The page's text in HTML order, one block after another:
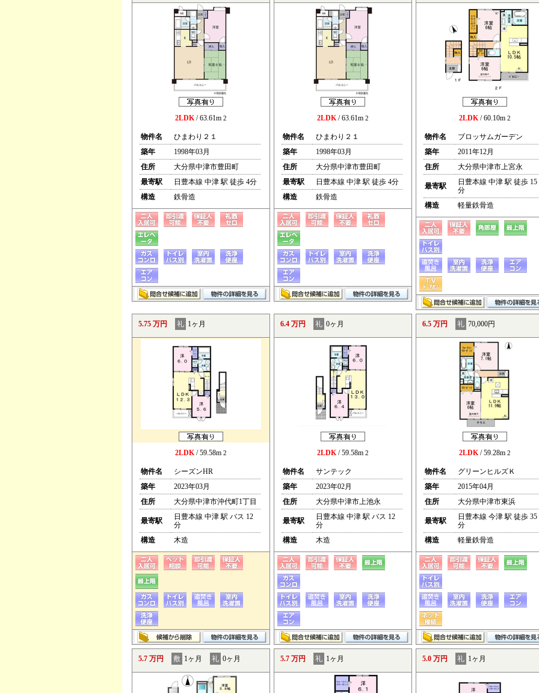
2LDK/ 63.61m 2
物件名
ひまわり２１
築年
1998年03月
住所
大分県中津市豊田町
最寄駅
日豊本線 中津 駅 徒歩 4分
構造
鉄骨造
2LDK/ 63.61m 2
物件名
ひまわり２１
築年
1998年03月
住所
大分県中津市豊田町
最寄駅
日豊本線 中津 駅 徒歩 4分
構造
鉄骨造
2LDK/ 60.10m 2
物件名
ブロッサムガーデン
築年
2011年12月
住所
大分県中津市上宮永
最寄駅
日豊本線 中津 駅 徒歩 15
分
構造
軽量鉄骨造
5.75 万円 礼 1ヶ月
2LDK/ 59.58m 2
物件名
シーズンHR
築年
2023年03月
住所
大分県中津市沖代町1丁目
最寄駅
日豊本線 中津 駅 バス 12
分
構造
木造
6.4 万円 礼 0ヶ月
2LDK/ 59.58m 2
物件名
サンテック
築年
2023年02月
住所
大分県中津市上池永
最寄駅
日豊本線 中津 駅 バス 12
分
構造
木造
6.5 万円 礼 70,000円
2LDK/ 59.28m 2
物件名
グリーンヒルズＫ
築年
2015年04月
住所
大分県中津市東浜
最寄駅
日豊本線 今津 駅 徒歩 35
分
構造
軽量鉄骨造
5.7 万円 敷 1ヶ月 礼 0ヶ月 5.7 万円 礼 1ヶ月 5.0 万円 礼 1ヶ月